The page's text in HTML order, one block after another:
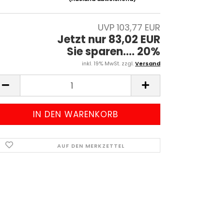
UVP 103,77 EUR
Jetzt nur 83,02 EUR
Sie sparen.... 20%
inkl. 19% MwSt. zzgl.Versand
AUF DEN MERKZETTEL